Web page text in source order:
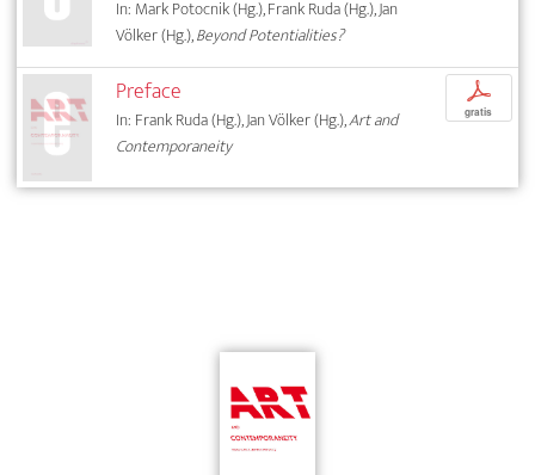
In: Mark Potocnik (Hg.), Frank Ruda (Hg.), Jan
Völker (Hg.),Beyond Potentialities?
Preface
In: Frank Ruda (Hg.), Jan Völker (Hg.),Art and
Contemporaneity
p
gratis